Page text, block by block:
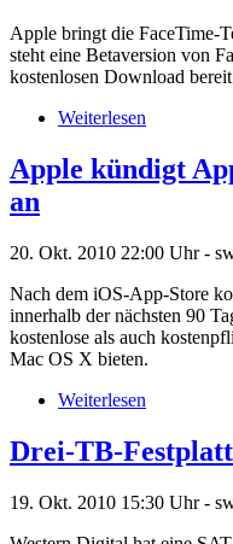
Apple bringt die FaceTime-
steht eine Betaversion von
kostenlosen Download
Weiterlesen
Apple kündigt
an
20. Okt. 2010 22:00 Uhr -
Nach dem iOS-App-Store
innerhalb der nächsten 90
kostenlose als auch
Mac OS X bieten.
Weiterlesen
Drei-TB-
19. Okt. 2010 15:30 Uhr -